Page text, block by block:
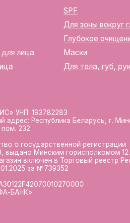
регистрации
горисполкомом 12.08.2024 г.
Торговый реестр Республики